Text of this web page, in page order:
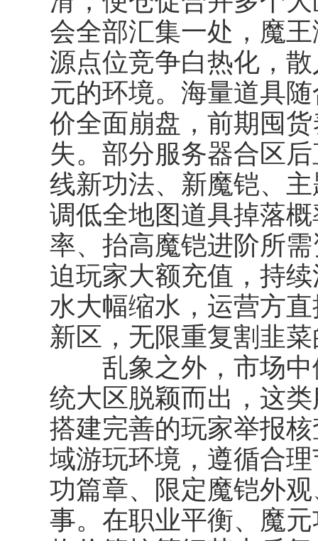
会全部汇集一处，魔
源点位竞争白热化，
元的环境。海量道具
价全面崩盘，前期囤
失。部分服务器合区
线新功法、新魔铠、
调低全地图道具掉落
率、抬高魔铠进阶所
迫玩家大额充值，持
水大幅缩水，运营方
新区，无限重复割韭
乱象之外，市场中
统大区脱颖而出，这
搭建完善的玩家举报
域游玩环境，遵循合
功篇章、限定魔铠外
事。在职业平衡、魔